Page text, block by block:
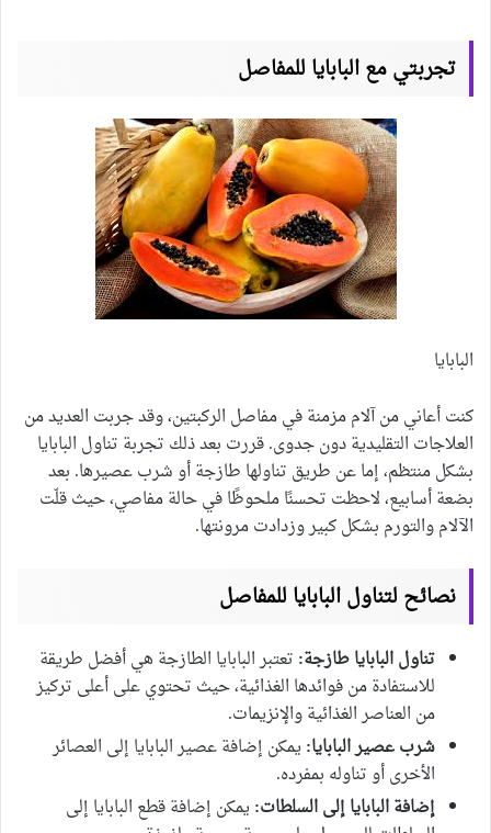
تجربتي مع البابايا للمفاصل
البابايا
كنت أعاني من آلام مزمنة في مفاصل الركبتين، وقد جربت العديد من
العلاجات التقليدية دون جدوى. قررت بعد ذلك تجربة تناول البابايا
بشكل منتظم، إما عن طريق تناولها طازجة أو شرب عصيرها. بعد
بضعة أسابيع، لاحظت تحسنًا ملحوظًا في حالة مفاصي، حيث قلّت
الآلام والتورم بشكل كبير وزدادت مرونتها.
نصائح لتناول البابايا للمفاصل
تناول البابايا طازجة: تعتبر البابايا الطازجة هي أفضل طريقة
للاستفادة من فوائدها الغذائية، حيث تحتوي على أعلى تركيز
من العناصر الغذائية والإنزيمات.
شرب عصير البابايا:يمكن إضافة عصير البابايا إلى العصائر
الأخرى أو تناوله بمفرده.
إضافة البابايا إلى السلطات:يمكن إضافة قطع البابايا إلى